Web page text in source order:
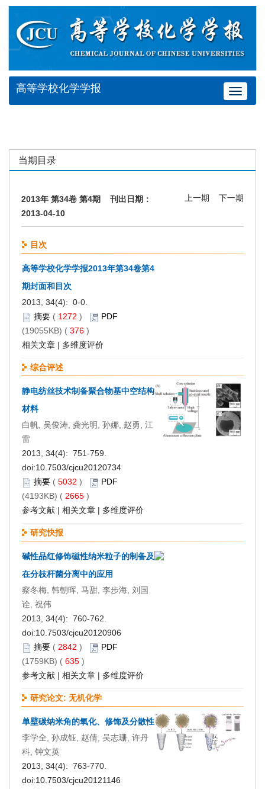
Toggle
高等学校化学学报
当期目录
2013年 第34卷 第4期 刊出日期：
2013-04-10
上一期 下一期
目次
高等学校化学学报2013年第34卷第4
期封面和目次
2013, 34(4): 0-0.
摘要 ( 1272 )
PDF
(19055KB) ( 376 )
相关文章 | 多维度评价
综合评述
静电纺丝技术制备聚合物基中空结构
材料
白帆, 吴俊涛, 龚光明, 孙娜, 赵勇, 江
雷
2013, 34(4): 751-759.
doi:10.7503/cjcu20120734
摘要 ( 5032 )
PDF
(4193KB) ( 2665 )
参考文献 | 相关文章 | 多维度评价
研究快报
碱性品红修饰磁性纳米粒子的制备及
在分枝杆菌分离中的应用
察冬梅, 韩朝晖, 马甜, 李步海, 刘国
诠, 祝伟
2013, 34(4): 760-762.
doi:10.7503/cjcu20120906
摘要 ( 2842 )
PDF
(1759KB) ( 635 )
参考文献 | 相关文章 | 多维度评价
研究论文: 无机化学
单壁碳纳米角的氧化、修饰及分散性
李学全, 孙成钰, 赵倩, 吴志珊, 许丹
科, 钟文英
2013, 34(4): 763-770.
doi:10.7503/cjcu20121146